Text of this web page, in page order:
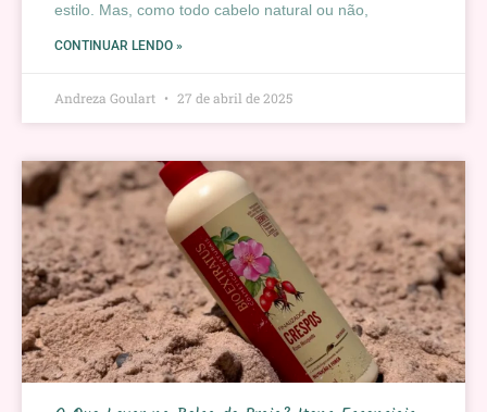
estilo. Mas, como todo cabelo natural ou não,
CONTINUAR LENDO »
Andreza Goulart 27 de abril de 2025